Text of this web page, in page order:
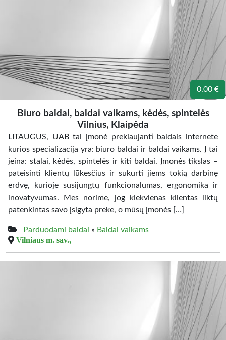
0.00 €
Biuro baldai, baldai vaikams, kėdės, spintelės
Vilnius, Klaipėda
LITAUGUS, UAB tai įmonė prekiaujanti baldais internete
kurios specializacija yra: biuro baldai ir baldai vaikams. Į tai
įeina: stalai, kėdės, spintelės ir kiti baldai. Įmonės tikslas –
pateisinti klientų lūkesčius ir sukurti jiems tokią darbinę
erdvę, kurioje susijungtų funkcionalumas, ergonomika ir
inovatyvumas. Mes norime, jog kiekvienas klientas liktų
patenkintas savo įsigyta preke, o mūsų įmonės […]
Parduodami baldai » Baldai vaikams
Vilniaus m. sav.,